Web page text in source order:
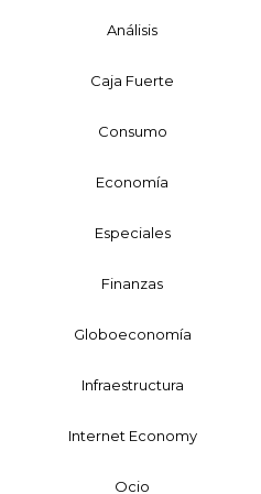
Análisis
Caja Fuerte
Consumo
Economía
Especiales
Finanzas
Globoeconomía
Infraestructura
Internet Economy
Ocio